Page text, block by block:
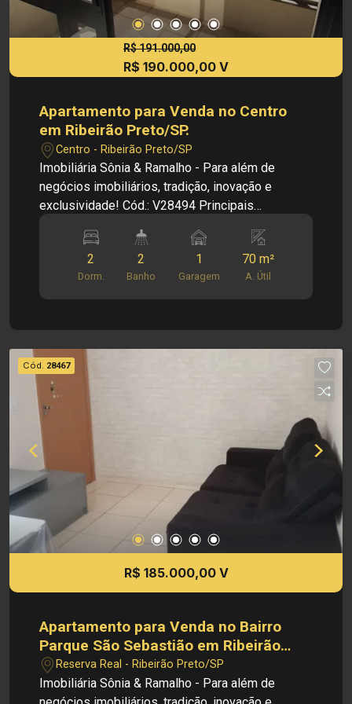
R$ 191.000,00
R$ 190.000,00 V
Apartamento para Venda no Centro
em Ribeirão Preto/SP.
Centro - Ribeirão Preto/SP
Imobiliária Sônia & Ramalho - Para além de
negócios imobiliários, tradição, inovação e
exclusividade! Cód.: V28494 Principais
Cozinha - 02 Dormitórios - 01 Banheiro social -
Área de serviço com banheiro - 01 vaga de
garagem Informações Bônus: - Apartamento nas
imediações da Av. Caramuru e diversos
venda: R$ 195.000,00 Obs.: como imobiliária, me
reservo o direito de alterar qualquer informação
referente aos valores, dados e disponibilidade
de meus imóveis, sem aviso prévio.
2
Dorm.
2
Banho
1
Garagem
70 m²
A. Útil
Cód. 28467
R$ 185.000,00 V
Apartamento para Venda no Bairro
Parque São Sebastião em Ribeirão
Preto/SP.
Reserva Real - Ribeirão Preto/SP
Imobiliária Sônia & Ramalho - Para além de